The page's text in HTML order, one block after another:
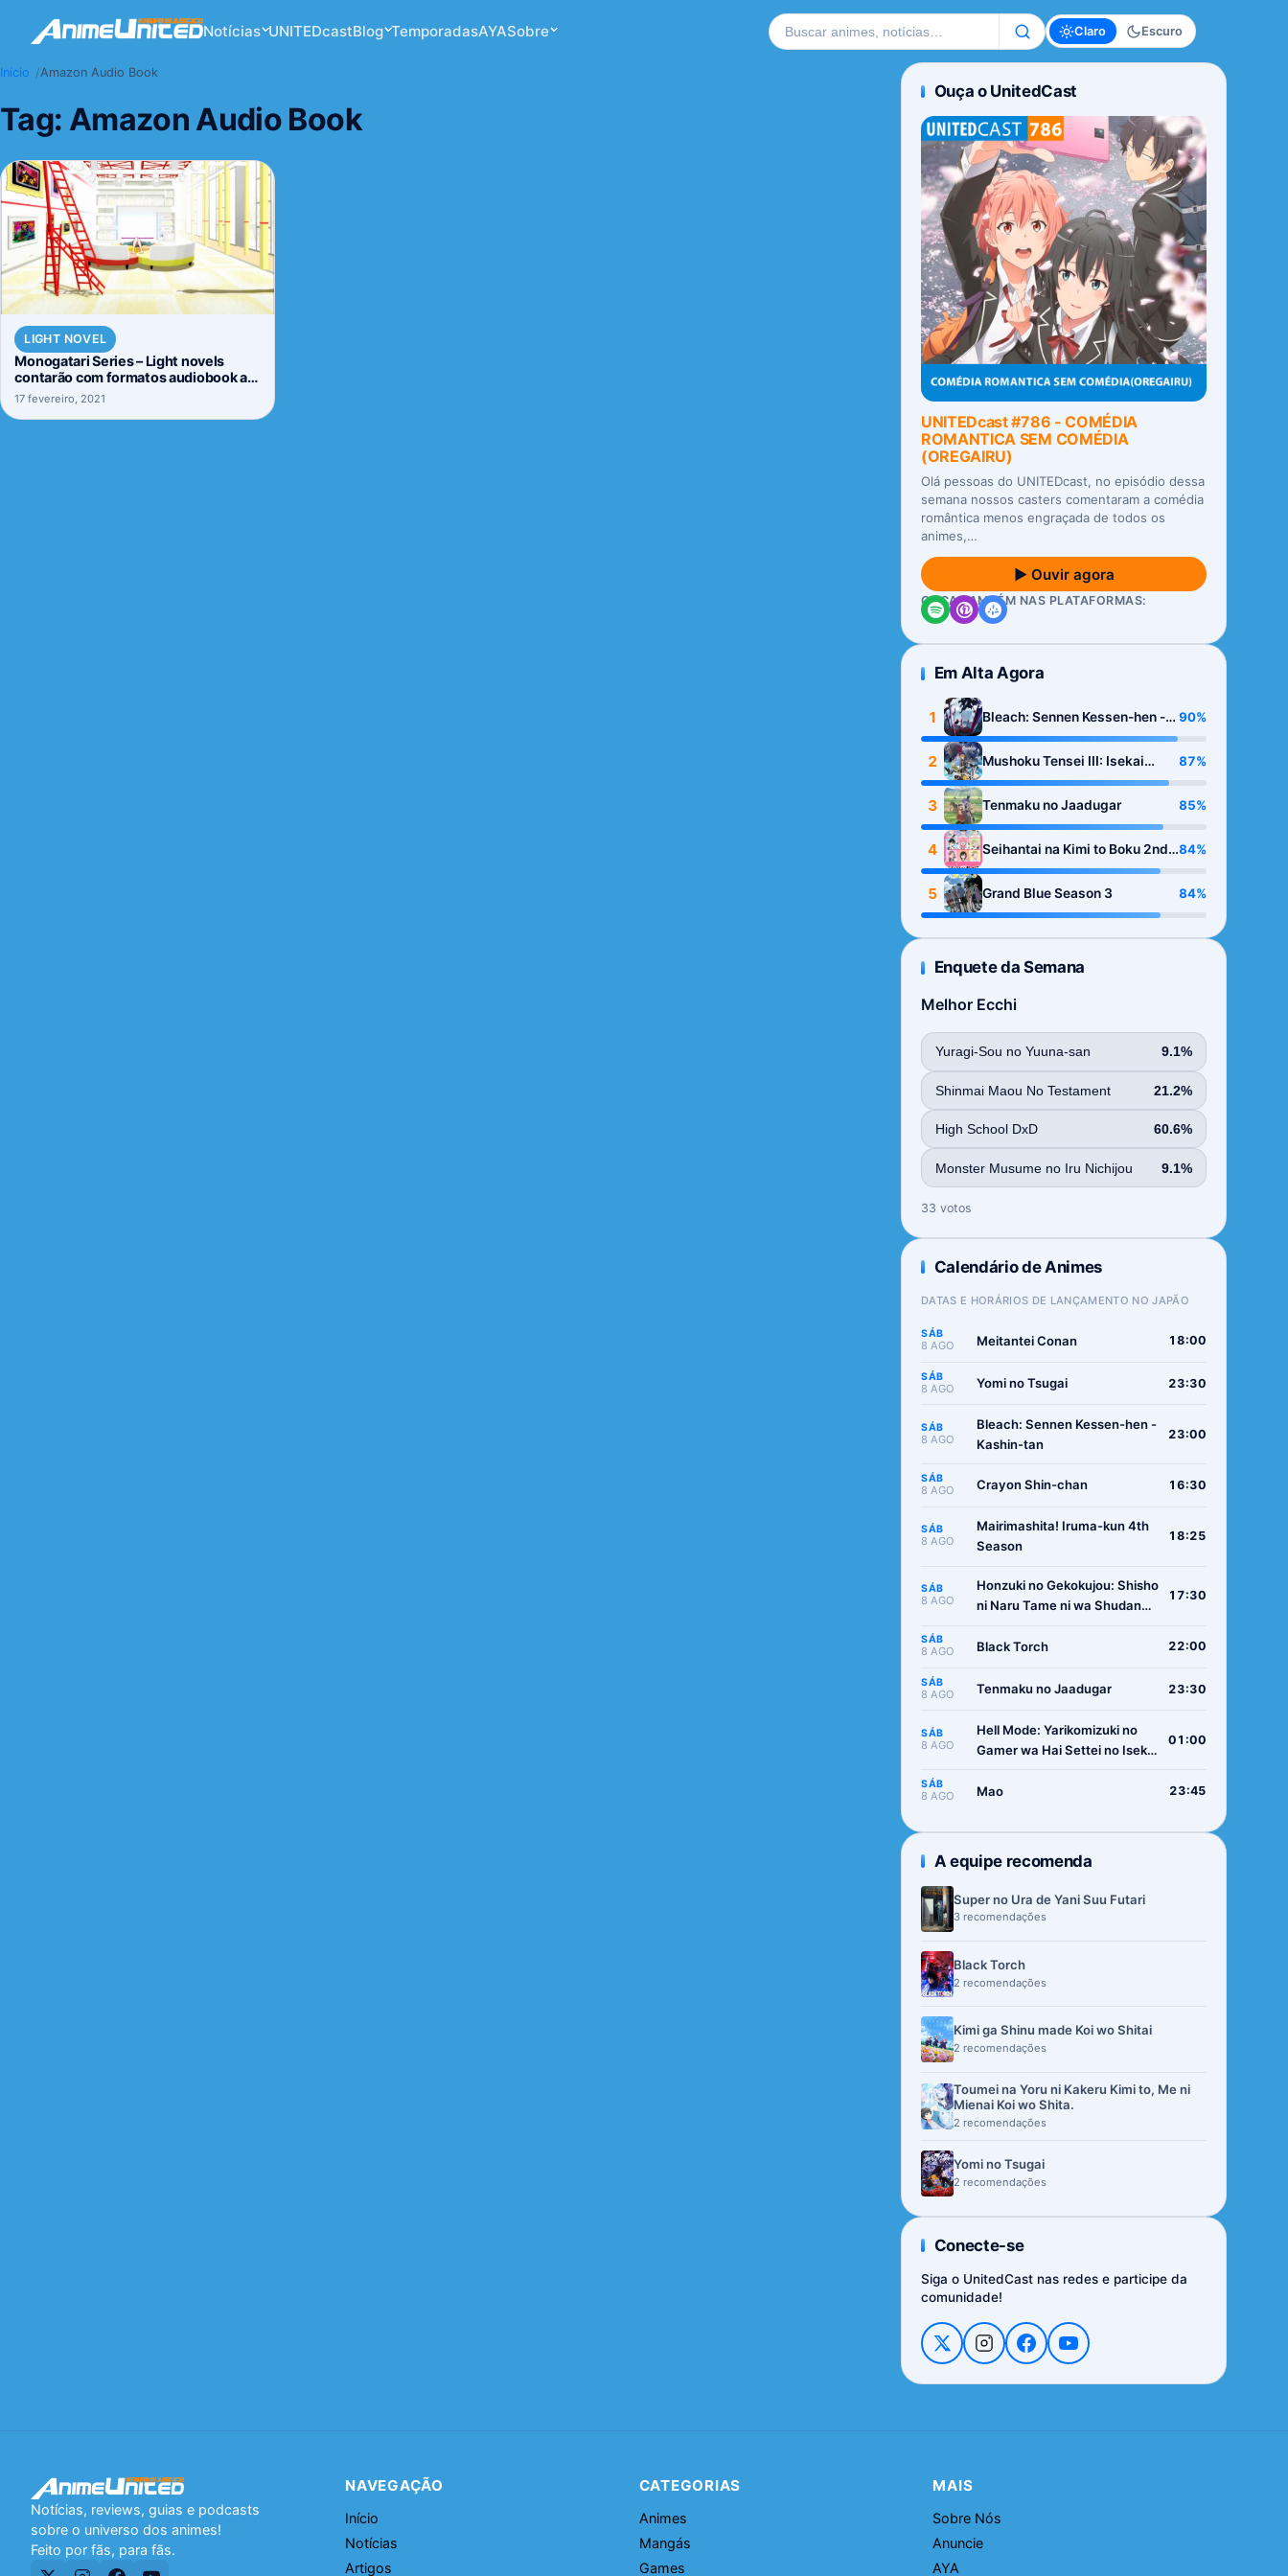
Notícias UNITEDcastBlog TemporadasAYASobre Buscar no site Claro Escuro
Início Amazon Audio Book
Tag: Amazon Audio Book
LIGHT NOVEL
Monogatari Series – Light novels
contarão com formatos audiobook a
partir de hoje.
17 fevereiro, 2021
Ouça o UnitedCast
UNITEDcast #786 - COMÉDIA
ROMANTICA SEM COMÉDIA
(OREGAIRU)
Olá pessoas do UNITEDcast, no episódio dessa
semana nossos casters comentaram a comédia
romântica menos engraçada de todos os
animes,…
▶ Ouvir agora
OUÇA TAMBÉM NAS PLATAFORMAS:
Em Alta Agora
1
Bleach: Sennen Kessen-hen -
Kashin-tan
90%
2
Mushoku Tensei III: Isekai
Ittara Honki Dasu
87%
3 Tenmaku no Jaadugar 85%
4
Seihantai na Kimi to Boku 2nd
Season
84%
5 Grand Blue Season 3 84%
Enquete da Semana
Melhor Ecchi
Yuragi-Sou no Yuuna-san 9.1%
Shinmai Maou No Testament 21.2%
High School DxD 60.6%
Monster Musume no Iru Nichijou 9.1%
33 votos
Calendário de Animes
DATAS E HORÁRIOS DE LANÇAMENTO NO JAPÃO
SÁB
8 AGO Meitantei Conan 18:00
SÁB
8 AGO Yomi no Tsugai 23:30
SÁB
8 AGO
Bleach: Sennen Kessen-hen -
Kashin-tan
23:00
SÁB
8 AGO Crayon Shin-chan 16:30
SÁB
8 AGO
Mairimashita! Iruma-kun 4th
Season
18:25
SÁB
8 AGO
Honzuki no Gekokujou: Shisho
ni Naru Tame ni wa Shudan
Ryoushu no Youjo
17:30
SÁB
8 AGO Black Torch 22:00
SÁB
8 AGO Tenmaku no Jaadugar 23:30
SÁB
8 AGO
Hell Mode: Yarikomizuki no
Gamer wa Hai Settei no Isekai
01:00
SÁB
8 AGO Mao 23:45
A equipe recomenda
Super no Ura de Yani Suu Futari
3 recomendações
Black Torch
2 recomendações
Kimi ga Shinu made Koi wo Shitai
2 recomendações
Toumei na Yoru ni Kakeru Kimi to, Me ni
Mienai Koi wo Shita.
2 recomendações
Yomi no Tsugai
2 recomendações
Conecte-se
Siga o UnitedCast nas redes e participe da
comunidade!
Notícias, reviews, guias e podcasts
sobre o universo dos animes!
Feito por fãs, para fãs.
NAVEGAÇÃO
Início
Notícias
Artigos
CATEGORIAS
Animes
Mangás
Games
MAIS
Sobre Nós
Anuncie
AYA